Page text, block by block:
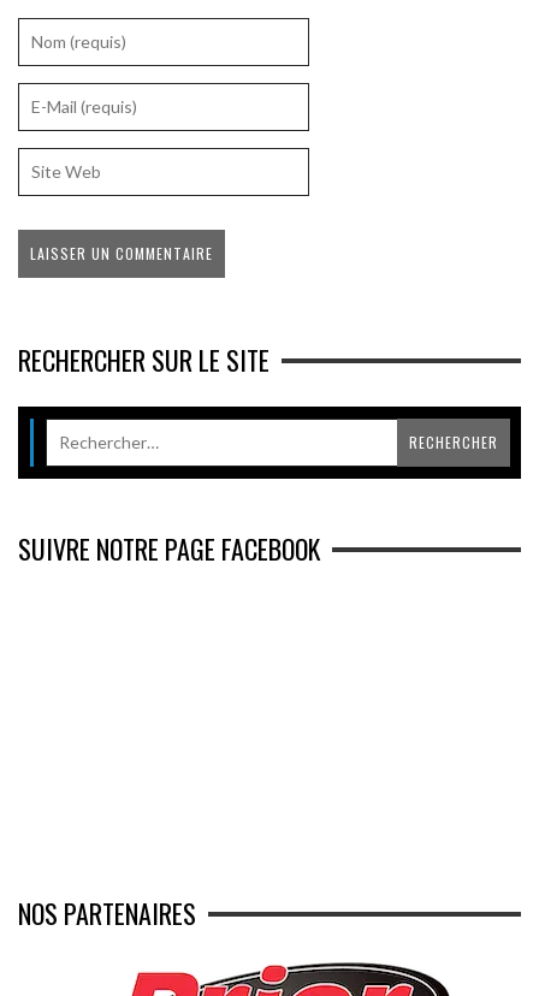
RECHERCHER SUR LE SITE
SUIVRE NOTRE PAGE FACEBOOK
NOS PARTENAIRES